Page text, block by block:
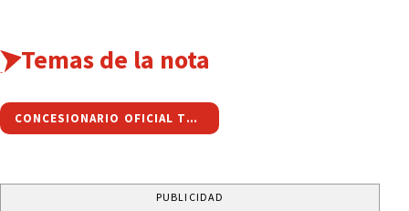
Temas de la nota
CONCESIONARIO OFICIAL TOYOTA EN JUJUY
PUBLICIDAD